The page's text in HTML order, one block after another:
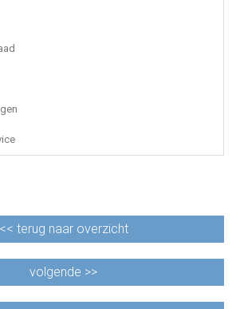
<< terug naar overzicht
volgende >>